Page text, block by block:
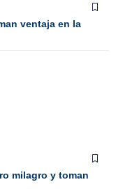
ventaja en la
milagro y toman